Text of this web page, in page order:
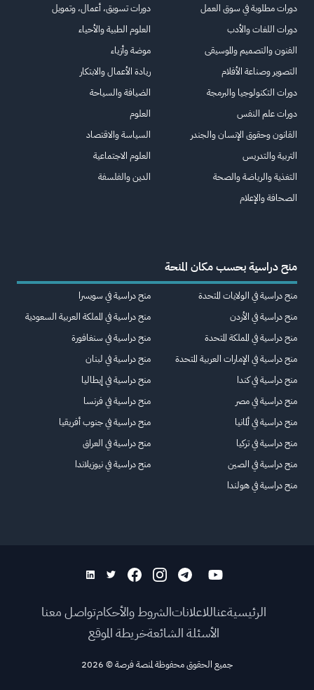
دورات مطلوبة في سوق العمل
دورات اللغات والأدب
الفنون والتصميم والموسيقى
التصوير وصناعة الأفلام
دورات التكنولوجيا والبرمجة
دورات علم النفس
القانون وحقوق الإنسان والجندر
التربية والتدريس
التغذية والرياضة والصحة
الصحافة والإعلام
دورات تسويق، أعمال، وتمويل
العلوم الطبية والأحياء
موضة وأزياء
ريادة الأعمال والابتكار
الضيافة والسياحة
العلوم
السياسة والاقتصاد
العلوم الاجتماعية
الدين والفلسفة
منح دراسية بحسب مكان المنحة
منح دراسية في الولايات المتحدة
منح دراسية في الأردن
منح دراسية في المملكة المتحدة
منح دراسية في الإمارات العربية المتحدة
منح دراسية في كندا
منح دراسية في مصر
منح دراسية في ألمانيا
منح دراسية في تركيا
منح دراسية في الصين
منح دراسية في هولندا
منح دراسية في سويسرا
منح دراسية في المملكة العربية السعودية
منح دراسية في سنغافورة
منح دراسية في لبنان
منح دراسية في إيطاليا
منح دراسية في فرنسا
منح دراسية في جنوب أفريقيا
منح دراسية في العراق
منح دراسية في نيوزيلاندا
الرئيسيةعناللاعلاناتالشروط والأحكامتواصل معنا
الأسئلة الشائعةخريطة الموقع
جميع الحقوق محفوظة لمنصة فرصة©
2026